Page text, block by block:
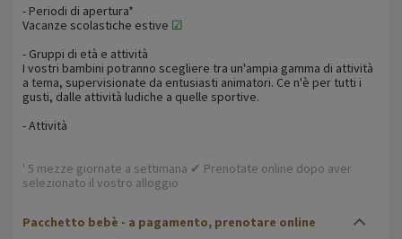
- Periodi di apertura*
Vacanze scolastiche estive ☑
- Gruppi di età e attività
I vostri bambini potranno scegliere tra un'ampia gamma di attività
a tema, supervisionate da entusiasti animatori. Ce n'è per tutti i
gusti, dalle attività ludiche a quelle sportive.
- Attività
' 5 mezze giornate a settimana ✔ Prenotate online dopo aver
selezionato il vostro alloggio
Pacchetto bebè - a pagamento, prenotare online